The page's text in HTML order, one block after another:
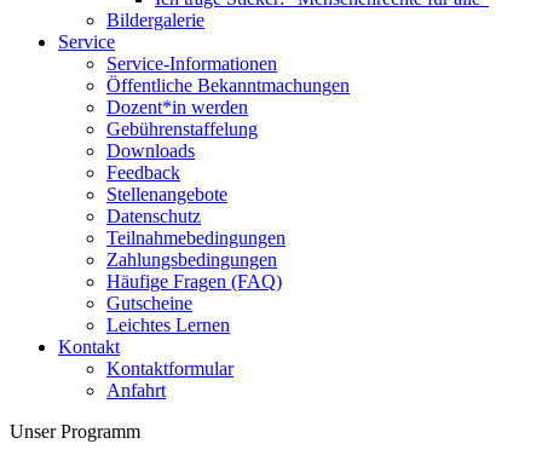
Bildergalerie
Service
Service-Informationen
Öffentliche Bekanntmachungen
Dozent*in werden
Gebührenstaffelung
Downloads
Feedback
Stellenangebote
Datenschutz
Teilnahmebedingungen
Zahlungsbedingungen
Häufige Fragen (FAQ)
Gutscheine
Leichtes Lernen
Kontakt
Kontaktformular
Anfahrt
Unser Programm